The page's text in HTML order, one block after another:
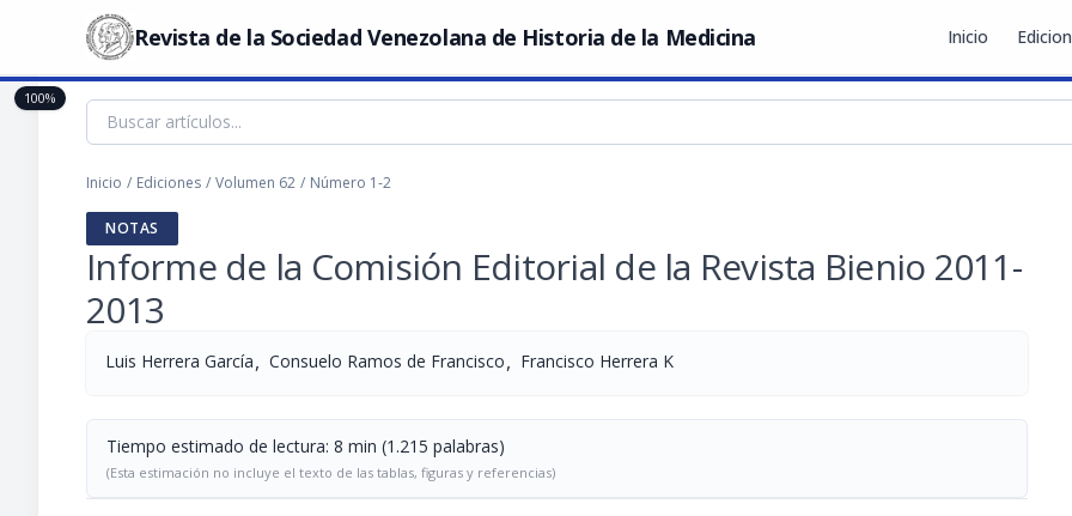
Revista de la Sociedad Venezolana de Historia de la Medicina Inicio
Inicio / Ediciones / Volumen 62 / Número 1-2
NOTAS
Informe de la Comisión Editorial de la Revista Bienio 2011-
2013
Luis Herrera García, Consuelo Ramos de Francisco, Francisco Herrera K
Tiempo estimado de lectura: 8 min (1.215 palabras)
(Esta estimación no incluye el texto de las tablas, figuras y referencias)
100%